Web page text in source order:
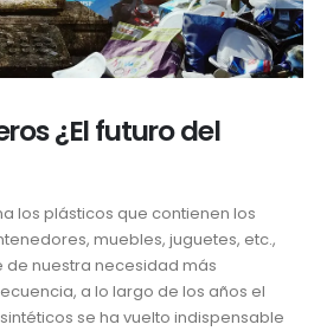
¿El futuro del
los plásticos que contienen los
muebles, juguetes, etc.,
nuestra necesidad más
a lo largo de los años el
se ha vuelto indispensable